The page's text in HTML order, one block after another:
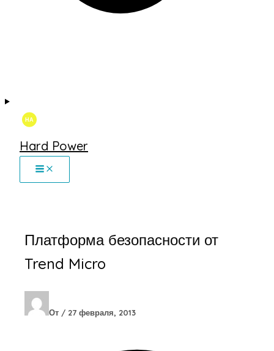
Hard Power
Платформа безопасности от
Trend Micro
От / 27 февраля, 2013